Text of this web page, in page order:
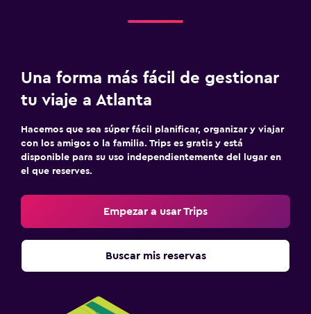
Una forma más fácil de gestionar
tu viaje a Atlanta
Hacemos que sea súper fácil planificar, organizar y viajar
con los amigos o la familia. Trips es gratis y está
disponible para su uso independientemente del lugar en
el que reserves.
Empezar a usar Trips
Buscar mis reservas